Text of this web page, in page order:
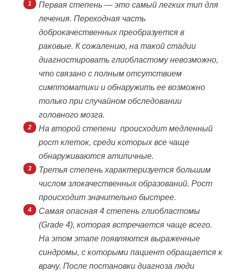
Первая степень — это самый легких тип для
лечения. Переходная часть
доброкачественных преобразуется в
раковые. К сожалению, на такой стадии
диагностировать глиобластому невозможно,
что связано с полным отсутствием
симптоматики и обнаружить ее возможно
только при случайном обследовании
головного мозга.
На второй степени происходит медленный
рост клеток, среди которых все чаще
обнаруживаются атипичные.
Третья степень характеризуется большим
числом злокачественных образований. Рост
происходит значительно быстрее.
Самая опасная 4 степень глиобластомы
(Grade 4), которая встречается чаще всего.
На этом этапе появляются выраженные
синдромы, с которыми пациент обращается к
врачу. После постановки диагноза люди